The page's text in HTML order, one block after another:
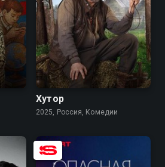
7.7 6.0
Хутор
2025, Россия, Комедии